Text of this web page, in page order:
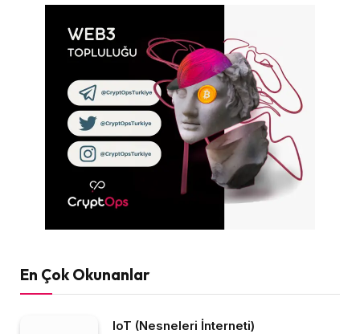
En Çok Okunanlar
IoT (Nesneleri İnterneti)